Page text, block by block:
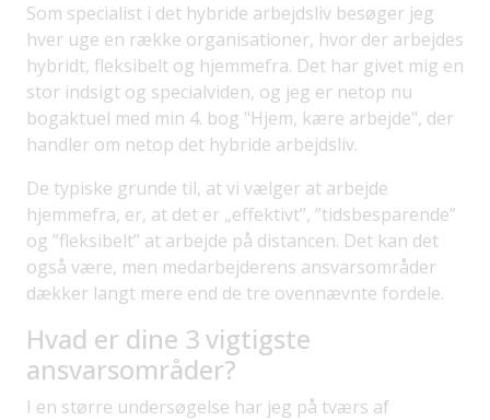
Som specialist i det hybride arbejdsliv besøger jeg
hver uge en række organisationer, hvor der arbejdes
hybridt, fleksibelt og hjemmefra. Det har givet mig en
stor indsigt og specialviden, og jeg er netop nu
bogaktuel med min 4. bog "Hjem, kære arbejde", der
handler om netop det hybride arbejdsliv.
De typiske grunde til, at vi vælger at arbejde
hjemmefra, er, at det er „effektivt”, ”tidsbesparende”
og ”fleksibelt” at arbejde på distancen. Det kan det
også være, men medarbejderens ansvarsområder
dækker langt mere end de tre ovennævnte fordele.
Hvad er dine 3 vigtigste
ansvarsområder?
I en større undersøgelse har jeg på tværs af